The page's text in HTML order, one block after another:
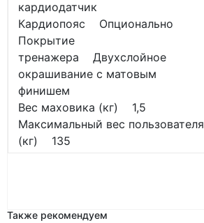
кардиодатчик
Кардиопояс Опционально
Покрытие
тренажера Двухслойное
окрашивание с матовым
финишем
Вес маховика (кг) 1,5
Максимальный вес пользователя
(кг) 135
Также рекомендуем